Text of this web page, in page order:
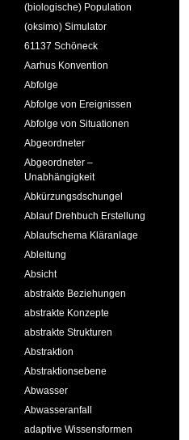
(biologische) Population
(oksimo) Simulator
61137 Schöneck
Aarhus Konvention
Abfolge
Abfolge von Ereignissen
Abfolge von Situationen
Abgeordneter
Abgeordneter –
Unabhängigkeit
Abkürzungsdschungel
Ablauf Drehbuch Erstellung
Ablaufschema Kläranlage
Ableitung
Absicht
abstrakte Beziehungen
abstrakte Konzepte
abstrakte Strukturen
Abstraktion
Abstraktionsebene
Abwasser
Abwasseranfall
adaptive Wissensformen